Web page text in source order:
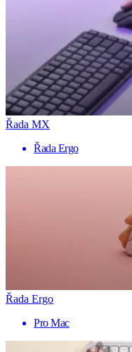
Řada MX
Řada Ergo
Řada Ergo
Pro Mac